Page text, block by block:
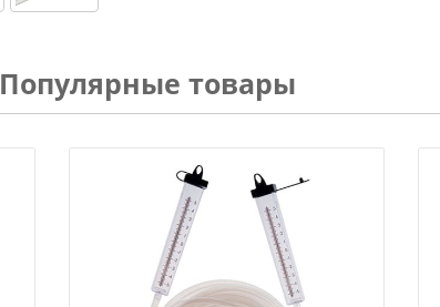
Популярные товары